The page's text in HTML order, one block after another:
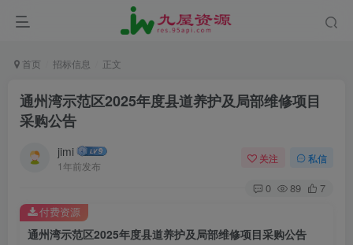
首页 招标信息 正文
通州湾示范区2025年度县道养护及局部维修项目
采购公告
jimi
1年前发布
关注 私信
0 89 7
通州湾示范区2025年度县道养护及局部维修项目采购公告
付费资源